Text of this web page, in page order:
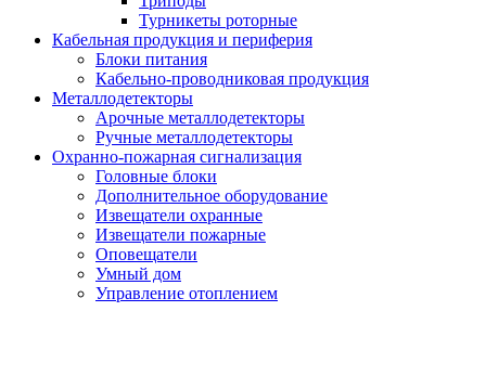
Турникеты роторные
Кабельная продукция и периферия
Блоки питания
Кабельно-проводниковая продукция
Металлодетекторы
Арочные металлодетекторы
Ручные металлодетекторы
Охранно-пожарная сигнализация
Головные блоки
Дополнительное оборудование
Извещатели охранные
Извещатели пожарные
Оповещатели
Умный дом
Управление отоплением